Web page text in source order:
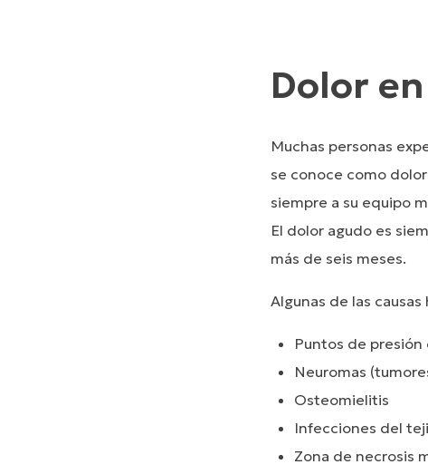
Dolor
Muchas personas
se conoce como
siempre a su equipo
El dolor agudo es
más de seis meses.
Algunas de las
Puntos de
Neuromas
Osteomielitis
Infecciones del
Zona de necrosis